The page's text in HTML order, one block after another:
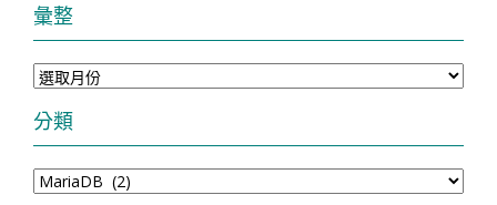
彙整
彙
整
分類
分
類